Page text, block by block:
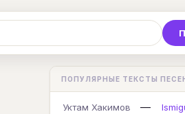
С Т У Ф
L M N O
ПОПУЛЯРНЫЕ ТЕКСТЫ
Уктам Хакимов —